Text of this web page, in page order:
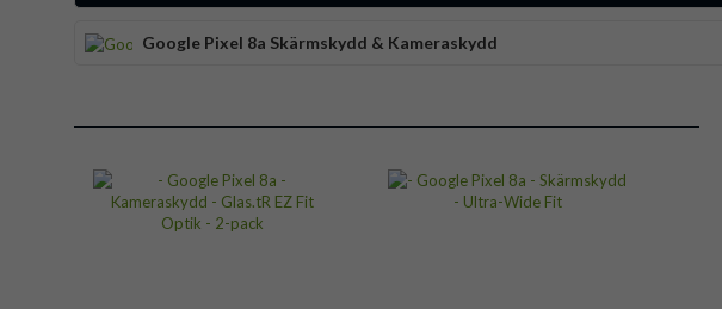
Google Pixel 8a Skärmskydd & Kameraskydd